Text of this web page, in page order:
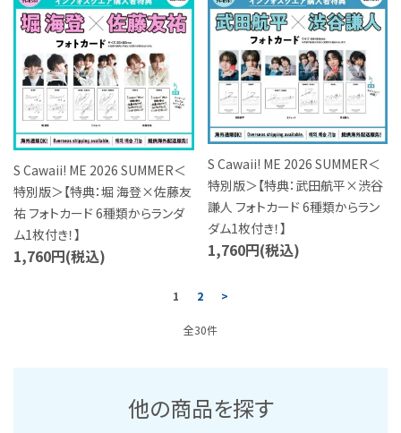
S Cawaii! ME 2026 SUMMER＜
特別版＞【特典：堀 海登×佐藤友
祐 フォトカード 6種類からランダ
ム1枚付き！】
1,760円(税込)
S Cawaii! ME 2026 SUMMER＜
特別版＞【特典：武田航平×渋谷
謙人 フォトカード 6種類からラン
ダム1枚付き！】
1,760円(税込)
1 2 >
全30件
他の商品を探す